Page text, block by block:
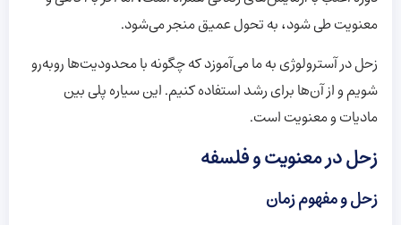
معنویت طی شود، به تحول عمیق منجر می‌شود.
زحل در آسترولوژی به ما می‌آموزد که چگونه با محدودیت‌ها روبه‌رو
شویم و از آن‌ها برای رشد استفاده کنیم. این سیاره پلی بین
مادیات و معنویت است.
زحل در معنویت و فلسفه
زحل و مفهوم زمان